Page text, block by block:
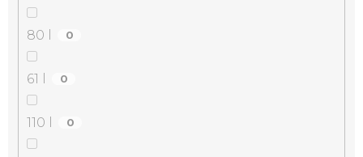
80 l 0
61 l 0
110 l 0